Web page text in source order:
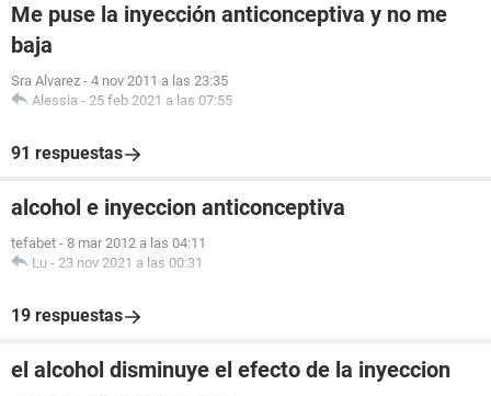
Me puse la inyección anticonceptiva y no me
baja
Sra Alvarez - 4 nov 2011 a las 23:35
Alessia - 25 feb 2021 a las 07:55
91 respuestas
alcohol e inyeccion anticonceptiva
tefabet - 8 mar 2012 a las 04:11
Lu - 23 nov 2021 a las 00:31
19 respuestas
el alcohol disminuye el efecto de la inyeccion